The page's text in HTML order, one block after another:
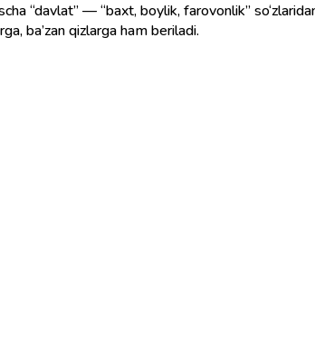
“davlat” — “baxt, boylik, farovonlik”
ba’zan qizlarga ham beriladi.